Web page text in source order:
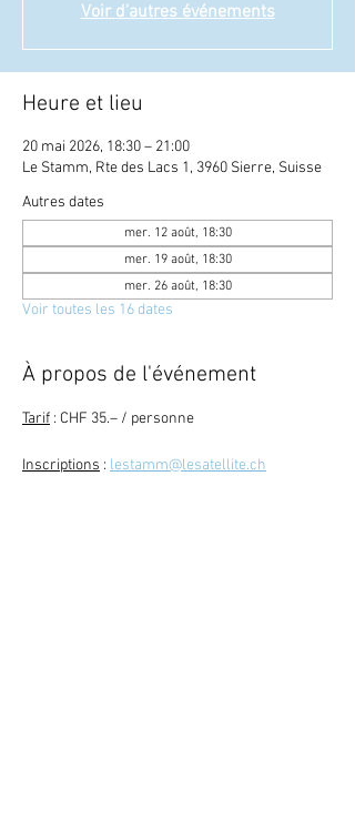
Voir d'autres événements
Heure et lieu
20 mai 2026, 18:30 – 21:00
Le Stamm, Rte des Lacs 1, 3960 Sierre, Suisse
Autres dates
mer. 12 août, 18:30
mer. 19 août, 18:30
mer. 26 août, 18:30
Voir toutes les 16 dates
À propos de l'événement
Tarif : CHF 35.– / personne
Inscriptions : lestamm@lesatellite.ch